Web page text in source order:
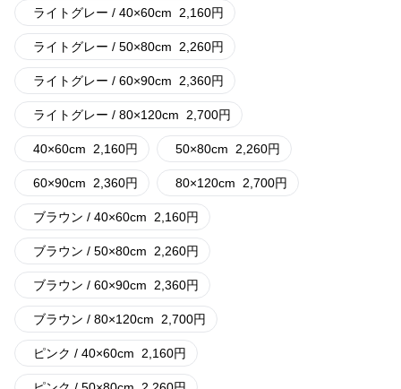
ライトグレー / 40×60cm 2,160円
ライトグレー / 50×80cm 2,260円
ライトグレー / 60×90cm 2,360円
ライトグレー / 80×120cm 2,700円
40×60cm 2,160円 50×80cm 2,260円
60×90cm 2,360円 80×120cm 2,700円
ブラウン / 40×60cm 2,160円
ブラウン / 50×80cm 2,260円
ブラウン / 60×90cm 2,360円
ブラウン / 80×120cm 2,700円
ピンク / 40×60cm 2,160円